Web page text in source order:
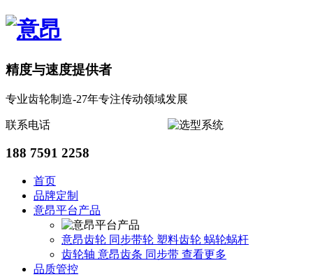
精度与速度提供者
专业齿轮制造-27年专注传动领域发展
联系电话
188 7591 2258
首页
品牌定制
意昂平台产品
意昂齿轮 同步带轮 塑料齿轮 蜗轮蜗杆
齿轮轴 意昂齿条 同步带 查看更多
品质管控